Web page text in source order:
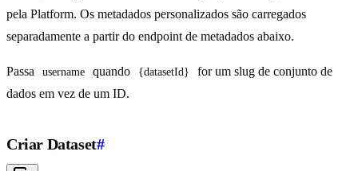
pela Platform. Os metadados personalizados são carregados
separadamente a partir do endpoint de metadados abaixo.
Passa username quando {datasetId}
for um slug de conjunto de
dados em vez de um ID.
Criar Dataset#